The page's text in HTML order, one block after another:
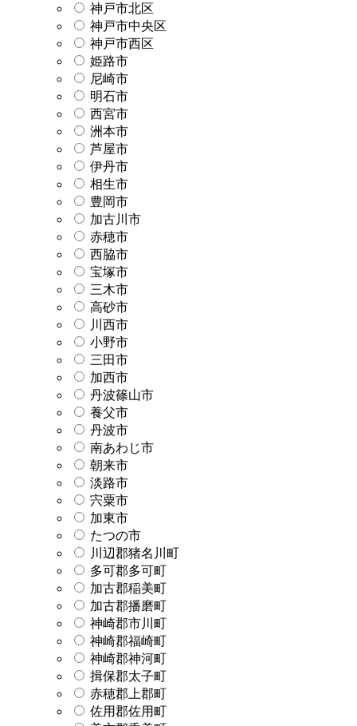
神戸市北区
神戸市中央区
神戸市西区
姫路市
尼崎市
明石市
西宮市
洲本市
芦屋市
伊丹市
相生市
豊岡市
加古川市
赤穂市
西脇市
宝塚市
三木市
高砂市
川西市
小野市
三田市
加西市
丹波篠山市
養父市
丹波市
南あわじ市
朝来市
淡路市
宍粟市
加東市
たつの市
川辺郡猪名川町
多可郡多可町
加古郡稲美町
加古郡播磨町
神崎郡市川町
神崎郡福崎町
神崎郡神河町
揖保郡太子町
赤穂郡上郡町
佐用郡佐用町